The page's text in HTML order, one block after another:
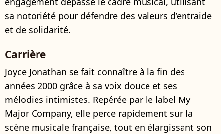
sa notoriété pour défendre des valeurs d’entraide
et de solidarité.
Carrière
Joyce Jonathan se fait connaître à la fin des
années 2000 grâce à sa voix douce et ses
mélodies intimistes. Repérée par le label My
Major Company, elle perce rapidement sur la
scène musicale française, tout en élargissant son